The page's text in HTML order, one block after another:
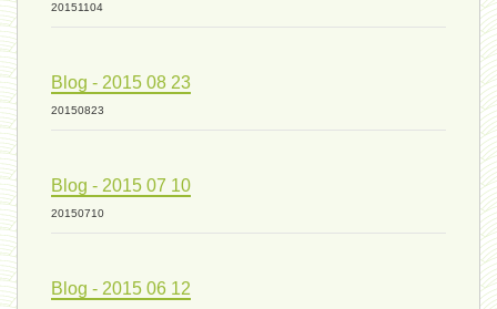
20151104
Blog - 2015 08 23
20150823
Blog - 2015 07 10
20150710
Blog - 2015 06 12